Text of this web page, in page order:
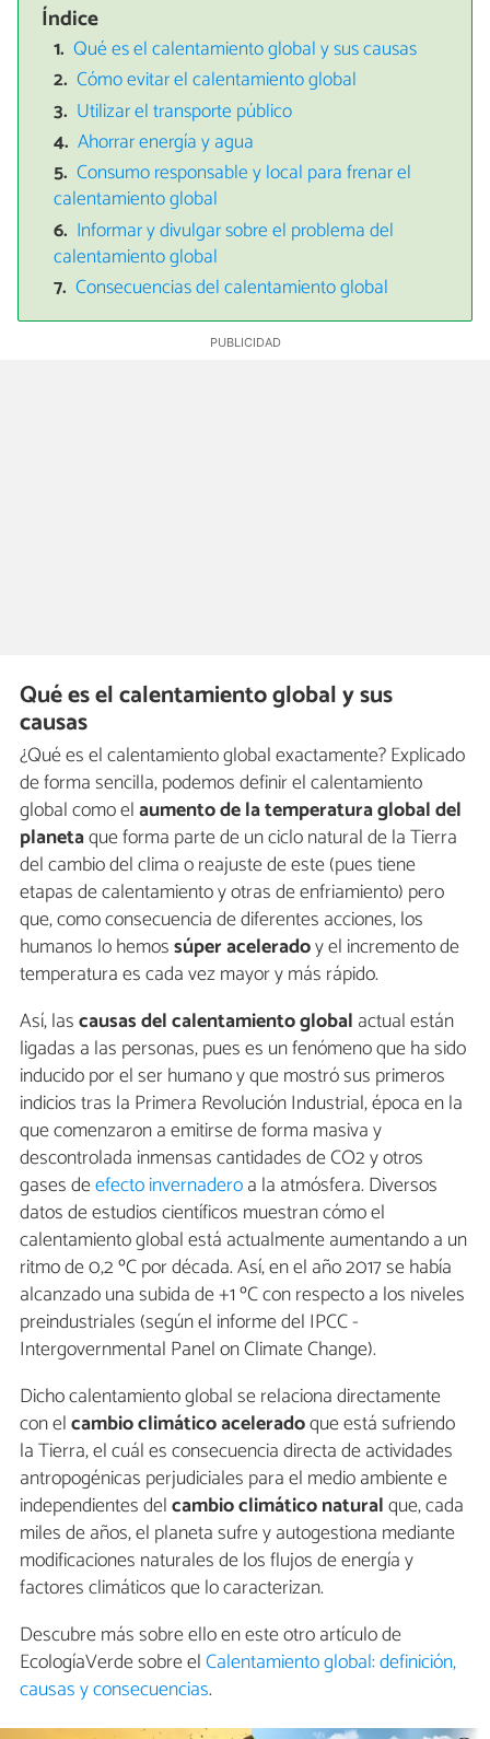
Índice
Qué es el calentamiento global y sus causas
Cómo evitar el calentamiento global
Utilizar el transporte público
Ahorrar energía y agua
Consumo responsable y local para frenar el
calentamiento global
Informar y divulgar sobre el problema del
calentamiento global
Consecuencias del calentamiento global
Qué es el calentamiento global y sus
causas
¿Qué es el calentamiento global exactamente? Explicado
de forma sencilla, podemos definir el calentamiento
global como elaumento de la temperatura global del
planetaque forma parte de un ciclo natural de la Tierra
del cambio del clima o reajuste de este (pues tiene
etapas de calentamiento y otras de enfriamiento) pero
que, como consecuencia de diferentes acciones, los
humanos lo hemossúper aceleradoy el incremento de
temperatura es cada vez mayor y más rápido.
Así, lascausas del calentamiento global actual están
ligadas a las personas, pues es un fenómeno que ha sido
inducido por el ser humano y que mostró sus primeros
indicios tras la Primera Revolución Industrial, época en la
que comenzaron a emitirse de forma masiva y
descontrolada inmensas cantidades de CO2 y otros
gases deefecto invernaderoa la atmósfera. Diversos
datos de estudios científicos muestran cómo el
calentamiento global está actualmente aumentando a un
ritmo de 0,2 ºC por década. Así, en el año 2017 se había
alcanzado una subida de +1 ºC con respecto a los niveles
preindustriales (según el informe del IPCC -
Intergovernmental Panel on Climate Change).
Dicho calentamiento global se relaciona directamente
con elcambio climático aceleradoque está sufriendo
la Tierra, el cuál es consecuencia directa de actividades
antropogénicas perjudiciales para el medio ambiente e
independientes delcambio climático naturalque, cada
miles de años, el planeta sufre y autogestiona mediante
modificaciones naturales de los flujos de energía y
factores climáticos que lo caracterizan.
Descubre más sobre ello en este otro artículo de
EcologíaVerde sobre elCalentamiento global: definición,
causas y consecuencias.